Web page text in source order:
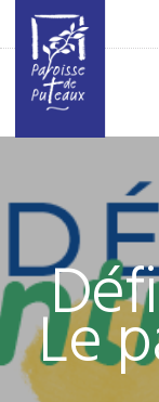
ACTUALITÉ
JEUNESSE
ETAPES DE VIE
VIE
Le